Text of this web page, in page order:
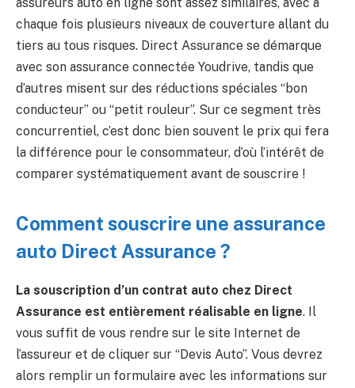
chaque fois plusieurs niveaux de couverture allant du
tiers au tous risques. Direct Assurance se démarque
avec son assurance connectée Youdrive, tandis que
d’autres misent sur des réductions spéciales “bon
conducteur” ou “petit rouleur”. Sur ce segment très
concurrentiel, c’est donc bien souvent le prix qui fera
la différence pour le consommateur, d’où l’intérêt de
comparer systématiquement avant de souscrire !
Comment souscrire une assurance
auto Direct Assurance ?
La souscription d’un contrat auto chez Direct
Assurance est entièrement réalisable en ligne. Il
vous suffit de vous rendre sur le site Internet de
l’assureur et de cliquer sur “Devis Auto”. Vous devrez
alors remplir un formulaire avec les informations sur